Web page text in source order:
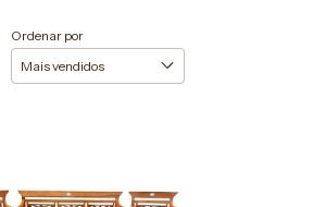
Ordenar por